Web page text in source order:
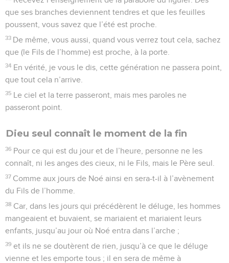
que ses branches deviennent tendres et que les feuilles
poussent, vous savez que l’été est proche.
33 De même, vous aussi, quand vous verrez tout cela, sachez
que (le Fils de l’homme) est proche, à la porte.
34 En vérité, je vous le dis, cette génération ne passera point,
que tout cela n’arrive.
35 Le ciel et la terre passeront, mais mes paroles ne
passeront point.
Dieu seul connaît le moment de la fin
36 Pour ce qui est du jour et de l’heure, personne ne les
connaît, ni les anges des cieux, ni le Fils, mais le Père seul.
37 Comme aux jours de Noé ainsi en sera-t-il à l’avènement
du Fils de l’homme.
38 Car, dans les jours qui précédèrent le déluge, les hommes
mangeaient et buvaient, se mariaient et mariaient leurs
enfants, jusqu’au jour où Noé entra dans l’arche ;
39 et ils ne se doutèrent de rien, jusqu’à ce que le déluge
vienne et les emporte tous ; il en sera de même à